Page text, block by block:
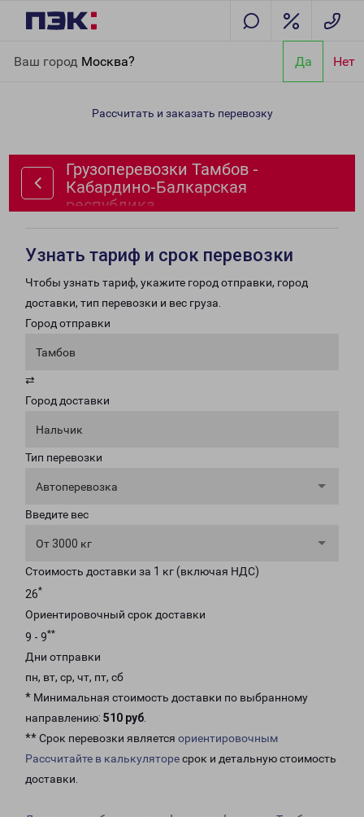
Ваш город Москва? Да Нет
Балкарская республика
Рассчитать и заказать перевозку
Грузоперевозки Тамбов -
Кабардино-Балкарская
республика
Узнать тариф и срок перевозки
Чтобы узнать тариф, укажите город отправки, город
доставки, тип перевозки и вес груза.
Город отправки
Тамбов
⇄
Город доставки
Нальчик
Тип перевозки
Автоперевозка
Введите вес
От 3000 кг
Стоимость доставки за 1 кг (включая НДС)
26*
Ориентировочный срок доставки
9 - 9**
Дни отправки
пн, вт, ср, чт, пт, сб
* Минимальная стоимость доставки по выбранному
направлению: 510 руб.
** Срок перевозки является ориентировочным
Рассчитайте в калькуляторесрок и детальную стоимость
доставки.